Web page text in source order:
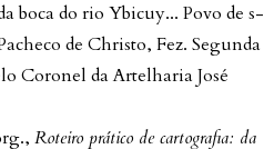
boca do rio Ybicuy... Povo de s-
de Christo, Fez. Segunda
Coronel da Artelharia José
Roteiro prático de cartografia: da